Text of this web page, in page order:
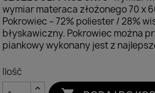
wymiar materaca złożonego 70 x
Pokrowiec – 72% poliester / 28%
błyskawiczny. Pokrowiec można
piankowy wykonany jest z
Ilość